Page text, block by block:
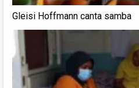
Gleisi Hoffmann canta samba